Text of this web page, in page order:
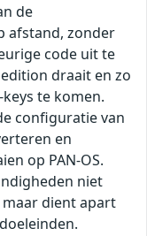
de
afstand, zonder
code uit te
draait en zo
te komen.
configuratie van
en
op PAN-OS.
niet
dient apart